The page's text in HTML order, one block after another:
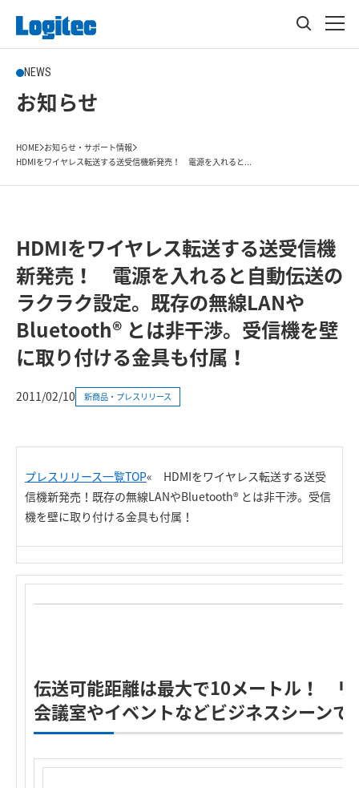
NEWS
お知らせ
HOME お知らせ・サポート情報
HDMIをワイヤレス転送する送受信機新発売！ 電源を入れると...
HDMIをワイヤレス転送する送受信機
新発売！ 電源を入れると自動伝送の
ラクラク設定。既存の無線LANや
Bluetooth® とは非干渉。受信機を壁
に取り付ける金具も付属！
2011/02/10 新商品・プレスリリース
プレスリリース一覧TOP« HDMIをワイヤレス転送する送受
信機新発売！既存の無線LANやBluetooth® とは非干渉。受信
機を壁に取り付ける金具も付属！
伝送可能距離は最大で10メートル！ リ
会議室やイベントなどビジネスシーンで